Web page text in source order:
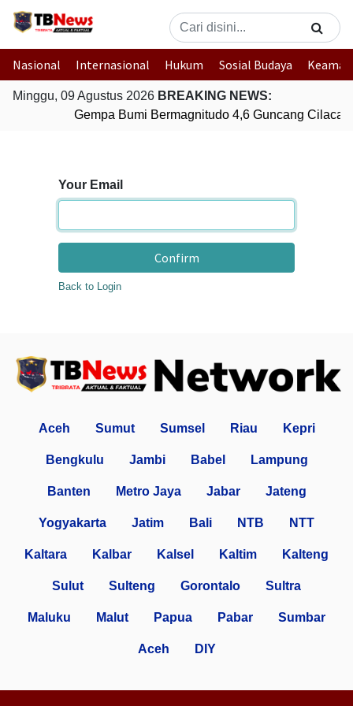
Nasional Internasional Hukum Sosial Budaya
Minggu, 09 Agustus 2026 BREAKING NEWS:
Gempa Bumi Bermagnitudo 4,6 Guncang
Your Email
Confirm
Back to Login
Aceh Sumut Sumsel Riau Kepri
Bengkulu Jambi Babel Lampung
Banten Metro Jaya Jabar Jateng
Yogyakarta Jatim Bali NTB NTT
Kaltara Kalbar Kalsel Kaltim Kalteng
Sulut Sulteng Gorontalo Sultra
Maluku Malut Papua Pabar Sumbar
Aceh DIY